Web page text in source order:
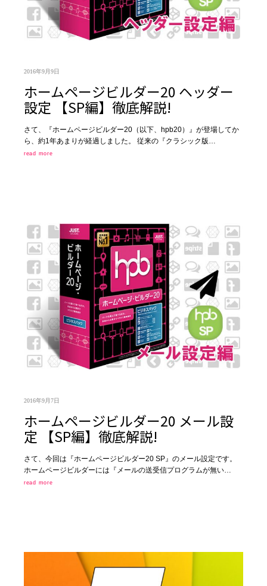
2016年9月9日
ホームページビルダー20 ヘッダー
設定 【SP編】徹底解説!
さて、『ホームページビルダー20（以下、hpb20）』が登場してか
ら、約1年あまりが経過しました。 従来の『クラシック版…
read more
2016年9月7日
ホームページビルダー20 メール設
定 【SP編】徹底解説!
さて、今回は『ホームページビルダー20 SP』のメール設定です。
ホームページビルダーには『メールの送受信プログラムが無い…
read more